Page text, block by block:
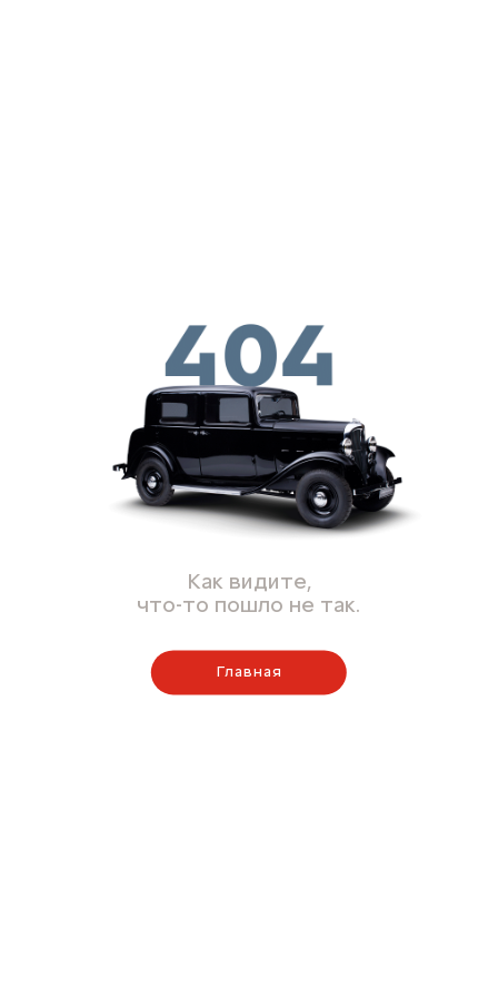
Как видите,
что-то пошло не так.
Главная